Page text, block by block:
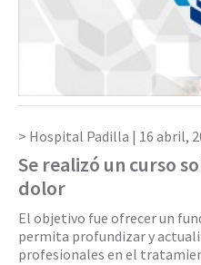
Hospital Padilla | 16 abril,
Se realizó un curso
dolor
El objetivo fue ofrecer un
permita profundizar y
profesionales en el